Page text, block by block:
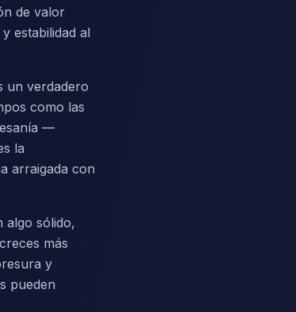
de valor
estabilidad al
un verdadero
como las
—
la
arraigada con
algo sólido,
más
y
pueden